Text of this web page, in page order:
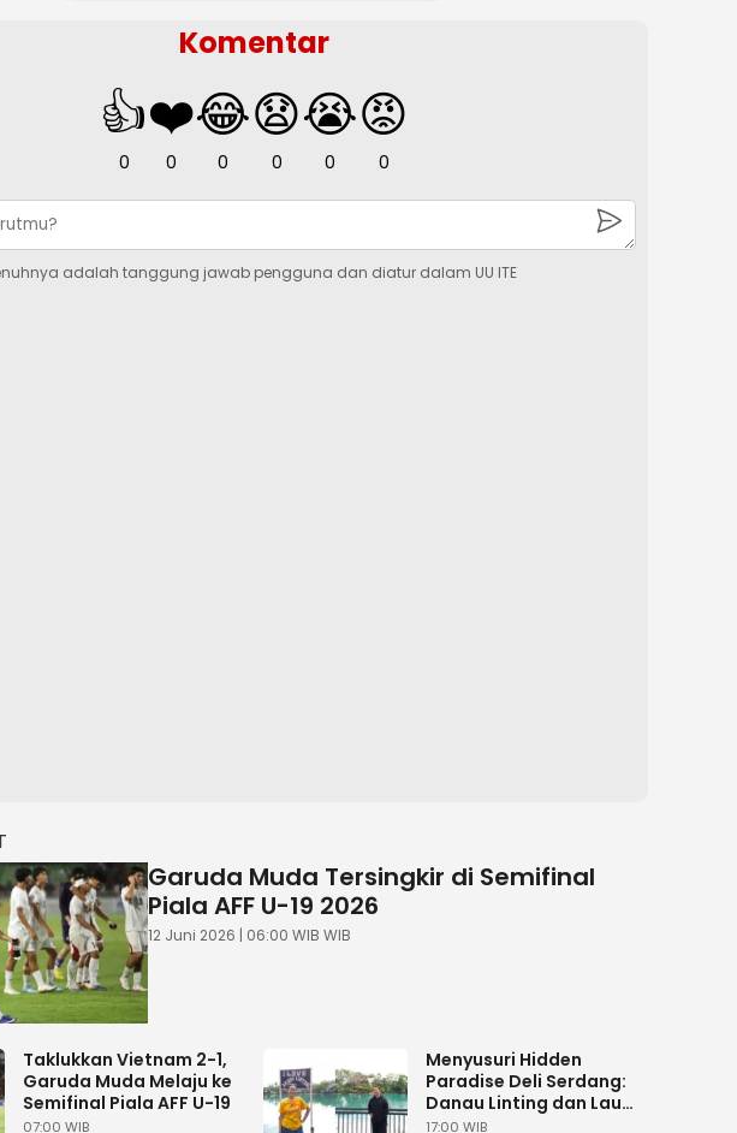
Komentar
👍
0
❤️
0
😂
0
😧
0
😭
0
😡
0
adalah tanggung jawab pengguna dan diatur dalam UU ITE
Garuda Muda Tersingkir di Semifinal
Piala AFF U-19 2026
12 Juni 2026 | 06:00 WIB WIB
Taklukkan Vietnam 2-1,
Garuda Muda Melaju ke
Semifinal Piala AFF U-19
07:00 WIB
Menyusuri Hidden
Paradise Deli Serdang:
Danau Linting dan Lau
Mentar
17:00 WIB